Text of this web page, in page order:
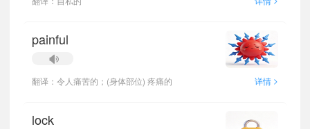
painful
翻译：令人痛苦的；(身体部位) 疼痛的 详情 >
lock